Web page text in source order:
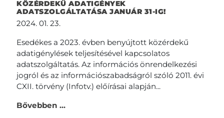
KÖZÉRDEKŰ ADATIGÉNYEK
ADATSZOLGÁLTATÁSA JANUÁR 31-IG!
2024. 01. 23.
Esedékes a 2023. évben benyújtott közérdekű
adatigénylések teljesítésével kapcsolatos
adatszolgáltatás. Az információs önrendelkezési
jogról és az információszabadságról szóló 2011. évi
CXII. törvény (Infotv.) előírásai alapján...
Bővebben ...